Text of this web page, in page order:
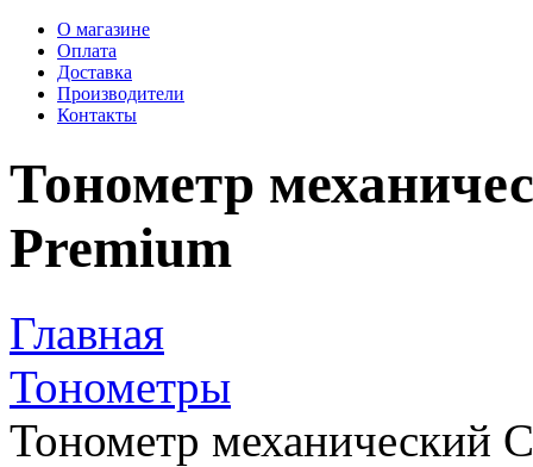
О магазине
Оплата
Доставка
Производители
Контакты
​Тонометр
Premium
Главная
Тонометры
​Тонометр механический